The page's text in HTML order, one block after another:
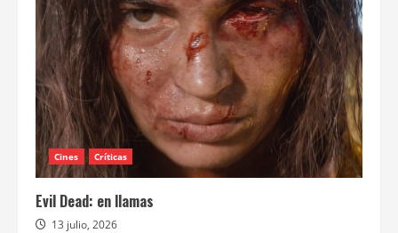
Cines Críticas
Evil Dead: en llamas
13 julio, 2026